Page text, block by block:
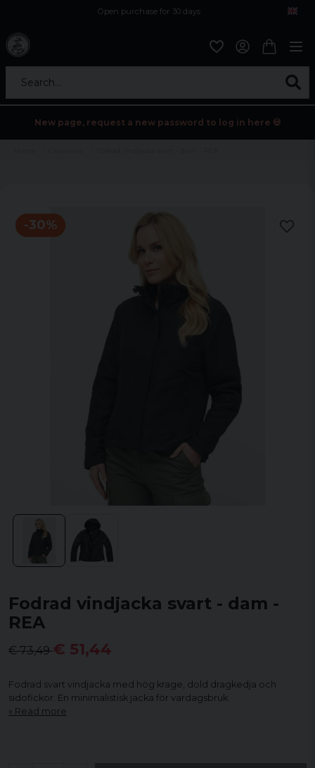
Open purchase for 30 days
Search...
New page, request a new password to log in here 💀
-30%
Fodrad vindjacka svart - dam -
REA
€ 73,49€ 51,44
Fodrad svart vindjacka med hög krage, dold dragkedja och
sidofickor. En minimalistisk jacka för vardagsbruk.
Read more